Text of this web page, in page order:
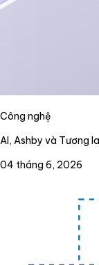
Công nghệ
AI, Ashby và Tương
04 tháng 6, 2026